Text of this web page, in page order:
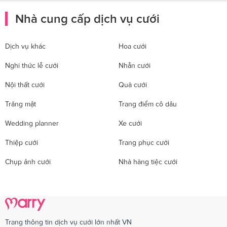
Nhà cung cấp dịch vụ cưới
Dịch vụ khác Hoa cưới
Nghi thức lễ cưới Nhẫn cưới
Nội thất cưới Quà cưới
Trăng mật Trang điểm cô dâu
Wedding planner Xe cưới
Thiệp cưới Trang phục cưới
Chụp ảnh cưới Nhà hàng tiệc cưới
Trang thông tin dịch vụ cưới lớn nhất VN